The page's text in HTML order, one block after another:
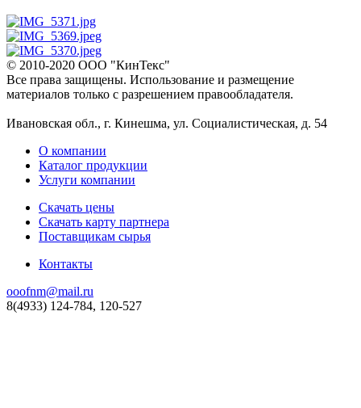
© 2010-2020 ООО "КинТекс"
Все права защищены. Использование и размещение
материалов только с разрешением правообладателя.
Ивановская обл., г. Кинешма, ул. Социалистическая, д. 54
О компании
Каталог продукции
Услуги компании
Скачать цены
Скачать карту партнера
Поставщикам сырья
Контакты
ooofnm@mail.ru
8(4933) 124-784, 120-527